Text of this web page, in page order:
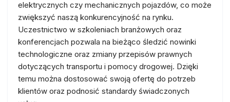
elektrycznych czy mechanicznych pojazdów, co może
zwiększyć naszą konkurencyjność na rynku.
Uczestnictwo w szkoleniach branżowych oraz
konferencjach pozwala na bieżąco śledzić nowinki
technologiczne oraz zmiany przepisów prawnych
dotyczących transportu i pomocy drogowej. Dzięki
temu można dostosować swoją ofertę do potrzeb
klientów oraz podnosić standardy świadczonych